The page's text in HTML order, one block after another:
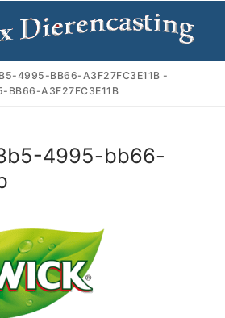
4995-BB66-A3F27FC3E11B -
A3F27FC3E11B
4995-bb66-